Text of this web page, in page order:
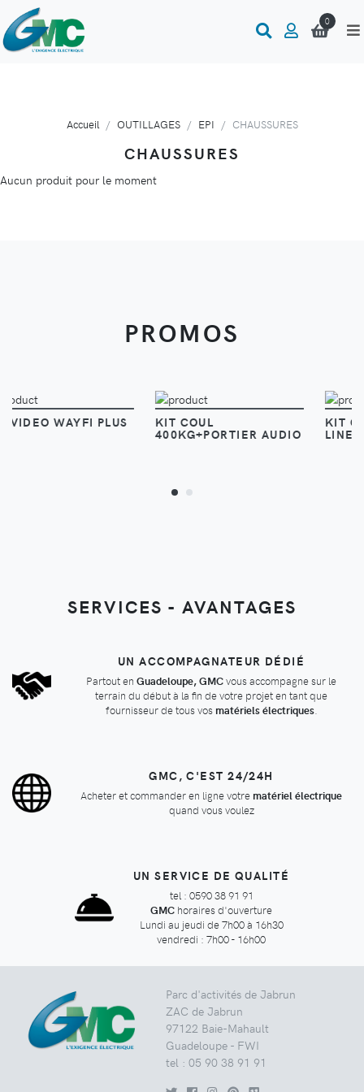
0
Accueil OUTILLAGES EPI CHAUSSURES
CHAUSSURES
Aucun produit pour le moment
PROMOS
PLUS
VOIR
KIT COUL
400KG+PORTIER AUDIO
VOIR
KIT CLASSE100
LINEA 3000
SERVICES - AVANTAGES
UN ACCOMPAGNATEUR DÉDIÉ
Partout en Guadeloupe, GMCvous accompagne sur le
terrain du début à la fin de votre projet en tant que
fournisseur de tous vos matériels électriques.
GMC, C'EST 24/24H
Acheter et commander en ligne votre matériel électrique
quand vous voulez
UN SERVICE DE QUALITÉ
tel : 0590 38 91 91
GMC horaires d'ouverture
Lundi au jeudi de 7h00 à 16h30
vendredi : 7h00 - 16h00
Parc d'activités de Jabrun
ZAC de Jabrun
97122 Baie-Mahault
Guadeloupe - FWI
tel : 05 90 38 91 91